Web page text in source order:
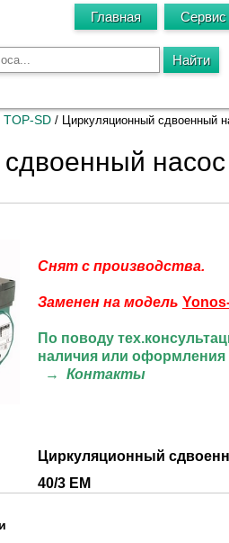
Главная Сервис
TOP-SD / Циркуляционный сдвоенный
Снят с производства.
Заменен на модель
По поводу
наличия или оформления
→
Контакты
Циркуляционный
40/3 EM